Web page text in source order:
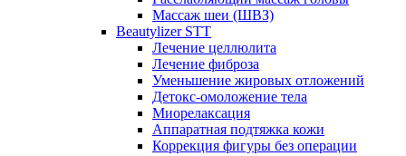
Массаж шеи (ШВЗ)
Beautylizer STT
Лечение целлюлита
Лечение фиброза
Уменьшение жировых отложений
Детокс-омоложение тела
Миорелаксация
Аппаратная подтяжка кожи
Коррекция фигуры без операции